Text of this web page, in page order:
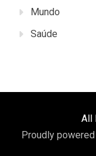
Mundo
Saúde
All
Proudly